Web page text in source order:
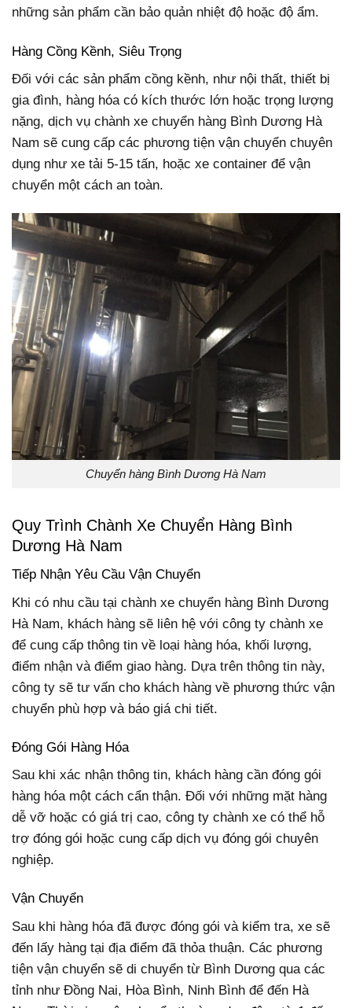
những sản phẩm cần bảo quản nhiệt độ hoặc độ ẩm.
Hàng Cồng Kềnh, Siêu Trọng
Đối với các sản phẩm cồng kềnh, như nội thất, thiết bị
gia đình, hàng hóa có kích thước lớn hoặc trọng lượng
nặng, dịch vụ chành xe chuyển hàng Bình Dương Hà
Nam sẽ cung cấp các phương tiện vận chuyển chuyên
dụng như xe tải 5-15 tấn, hoặc xe container để vận
chuyển một cách an toàn.
Chuyển hàng Bình Dương Hà Nam
Quy Trình Chành Xe Chuyển Hàng Bình
Dương Hà Nam
Tiếp Nhận Yêu Cầu Vận Chuyển
Khi có nhu cầu tại chành xe chuyển hàng Bình Dương
Hà Nam, khách hàng sẽ liên hệ với công ty chành xe
để cung cấp thông tin về loại hàng hóa, khối lượng,
điểm nhận và điểm giao hàng. Dựa trên thông tin này,
công ty sẽ tư vấn cho khách hàng về phương thức vận
chuyển phù hợp và báo giá chi tiết.
Đóng Gói Hàng Hóa
Sau khi xác nhận thông tin, khách hàng cần đóng gói
hàng hóa một cách cẩn thận. Đối với những mặt hàng
dễ vỡ hoặc có giá trị cao, công ty chành xe có thể hỗ
trợ đóng gói hoặc cung cấp dịch vụ đóng gói chuyên
nghiệp.
Vận Chuyển
Sau khi hàng hóa đã được đóng gói và kiểm tra, xe sẽ
đến lấy hàng tại địa điểm đã thỏa thuận. Các phương
tiện vận chuyển sẽ di chuyển từ Bình Dương qua các
tỉnh như Đồng Nai, Hòa Bình, Ninh Bình để đến Hà